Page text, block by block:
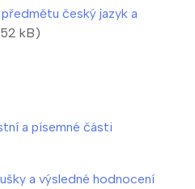
český jazyk a
kB)
a písemné části
a výsledné hodnocení